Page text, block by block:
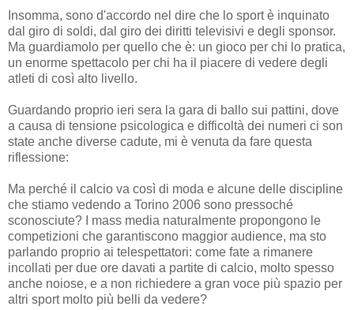
Insomma, sono d'accordo nel dire che lo sport è inquinato
dal giro di soldi, dal giro dei diritti televisivi e degli sponsor.
Ma guardiamolo per quello che è: un gioco per chi lo pratica,
un enorme spettacolo per chi ha il piacere di vedere degli
atleti di così alto livello.
Guardando proprio ieri sera la gara di ballo sui pattini, dove
a causa di tensione psicologica e difficoltà dei numeri ci son
state anche diverse cadute, mi è venuta da fare questa
riflessione:
Ma perché il calcio va così di moda e alcune delle discipline
che stiamo vedendo a Torino 2006 sono pressoché
sconosciute? I mass media naturalmente propongono le
competizioni che garantiscono maggior audience, ma sto
parlando proprio ai telespettatori: come fate a rimanere
incollati per due ore davati a partite di calcio, molto spesso
anche noiose, e a non richiedere a gran voce più spazio per
altri sport molto più belli da vedere?